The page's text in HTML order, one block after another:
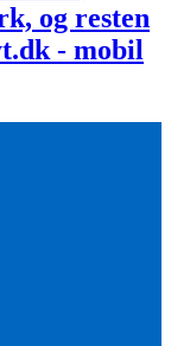
og resten
- mobil